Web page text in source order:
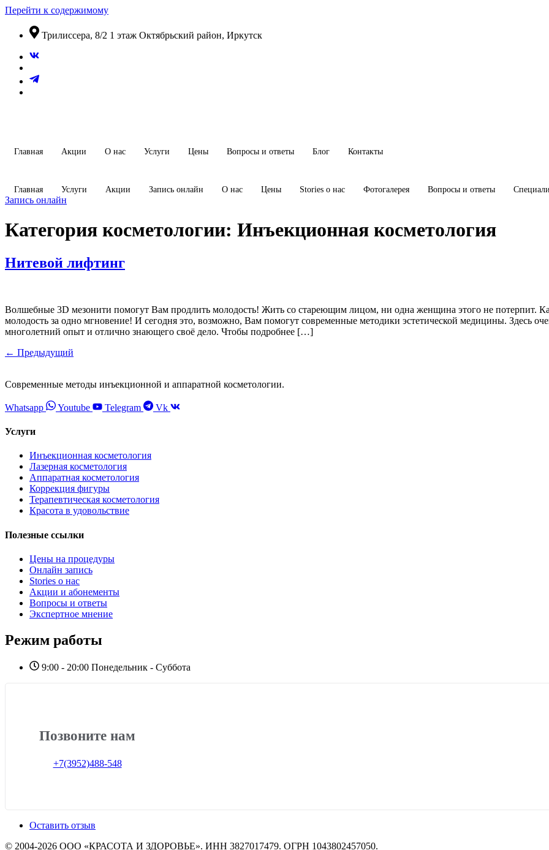
Перейти к содержимому
​Трилиссера, 8/2​ 1 этаж​ Октябрьский район, Иркутск
Главная Акции О нас Услуги Цены Вопросы и ответы Блог Контакты
Главная Услуги Акции Запись онлайн О нас Цены Stories о нас Фотогалерея Вопросы и ответы
Запись онлайн
Категория косметологии: Инъекционная косметология
Нитевой лифтинг
Волшебные 3D мезонити помогут Вам продлить молодость! Жить со стареющим лицом, ни одна женщина этого не потерпит.
молодость за одно мгновение! И сегодня это, возможно, Вам помогут современные методики эстетической медицины. Здесь
многолетний опыт и отлично знающего своё дело. Чтобы подробнее […]
← Предыдущий
Современные методы инъекционной и аппаратной косметологии.
Whatsapp Youtube Telegram Vk
Услуги
Инъекционная косметология
Лазерная косметология
Аппаратная косметология
Коррекция фигуры
Терапевтическая косметология
Красота в удовольствие
Полезные ссылки
Цены на процедуры
Онлайн запись
Stories о нас
Акции и абонементы
Вопросы и ответы
Экспертное мнение
Режим работы
9:00 - 20:00 Понедельник - Суббота
Позвоните нам
+7(3952)488-548
Оставить отзыв
© 2004-2026 ООО «КРАСОТА И ЗДОРОВЬЕ». ИНН 3827017479. ОГРН 1043802457050.